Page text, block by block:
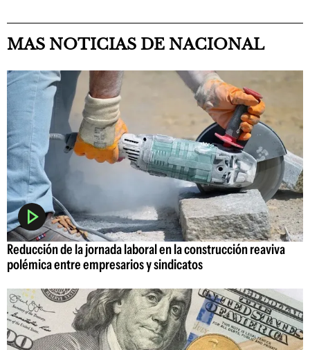
MAS NOTICIAS DE NACIONAL
Reducción de la jornada laboral en la construcción reaviva
polémica entre empresarios y sindicatos